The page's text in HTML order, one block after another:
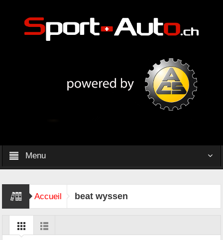
Menu
Accueil beat wyssen